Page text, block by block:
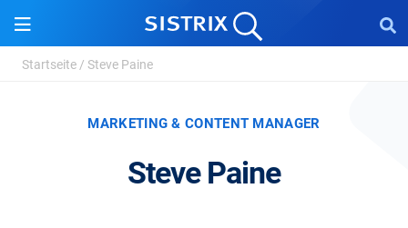
Startseite / Steve Paine
MARKETING & CONTENT MANAGER
Steve Paine